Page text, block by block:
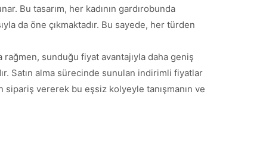
Bu tasarım, her kadının gardırobunda
da öne çıkmaktadır. Bu sayede, her türden
sunduğu fiyat avantajıyla daha geniş
Satın alma sürecinde sunulan indirimli fiyatlar
sipariş vererek bu eşsiz kolyeyle tanışmanın ve